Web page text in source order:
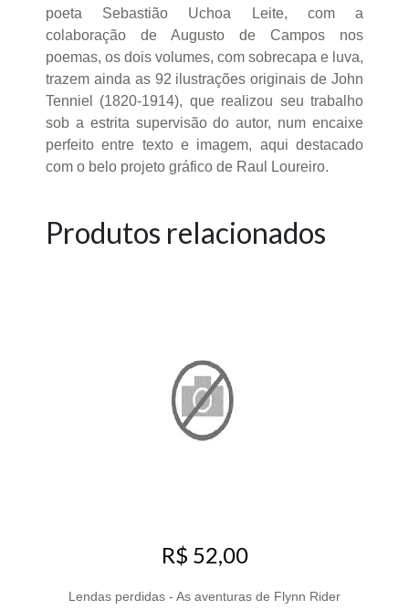
poeta Sebastião Uchoa Leite, com a
colaboração de Augusto de Campos nos
poemas, os dois volumes, com sobrecapa e luva,
trazem ainda as 92 ilustrações originais de John
Tenniel (1820-1914), que realizou seu trabalho
sob a estrita supervisão do autor, num encaixe
perfeito entre texto e imagem, aqui destacado
com o belo projeto gráfico de Raul Loureiro.
Produtos relacionados
R$ 52,00
Lendas perdidas - As aventuras de Flynn Rider